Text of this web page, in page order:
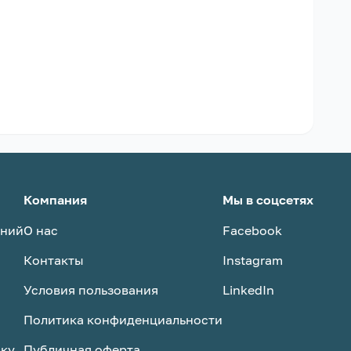
Компания
О нас
Контакты
Условия пользования
Политика конфиденциальности
Мы в соцсетях
Facebook
Instagram
LinkedIn